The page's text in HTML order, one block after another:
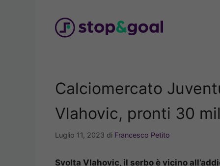
Calciomercato
Vlahovic, pronti 30
Luglio 11, 2023 di Francesco Petito
Svolta Vlahovic, il serbo è vicino